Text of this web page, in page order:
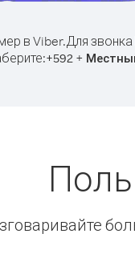
в Viber.Для
+592+